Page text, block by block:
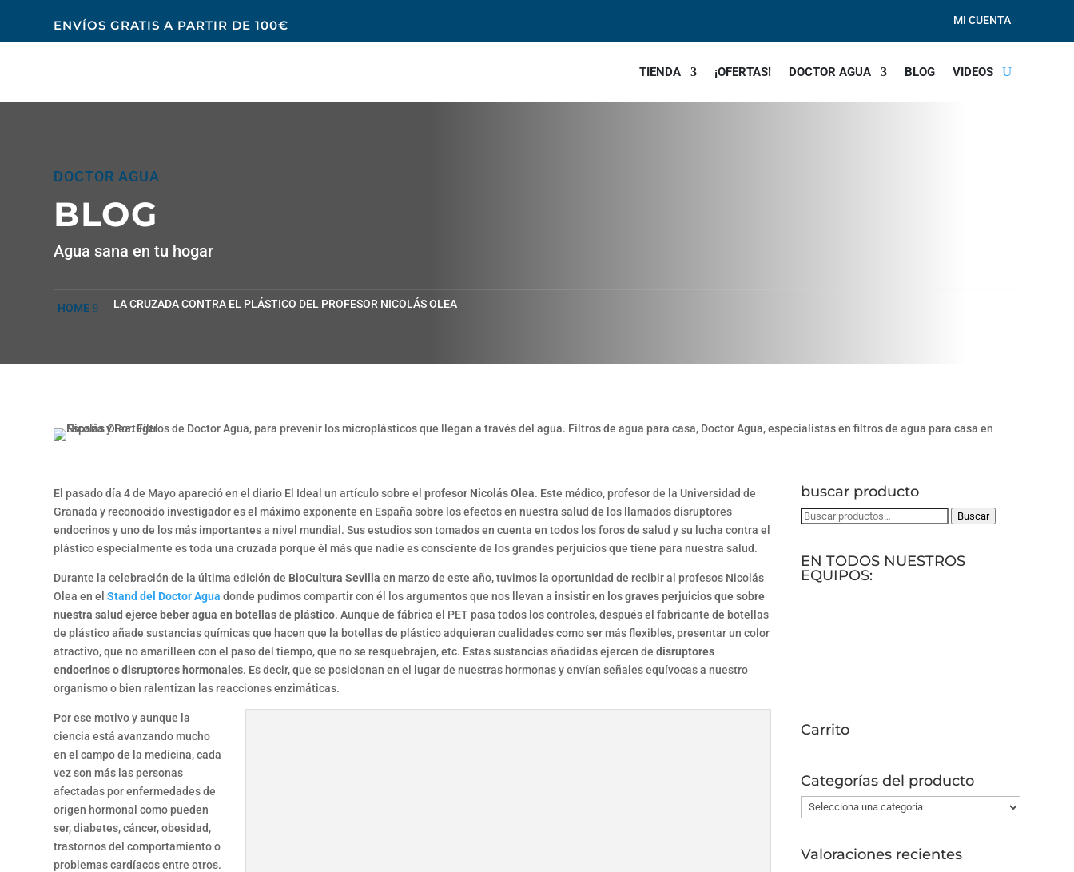
ENVÍOS GRATIS A PARTIR DE 100€ MI CUENTA
TIENDA ¡OFERTAS! DOCTOR AGUA BLOG VIDEOS
DOCTOR AGUA
BLOG
Agua sana en tu hogar
HOME LA CRUZADA CONTRA EL PLÁSTICO DEL PROFESOR NICOLÁS OLEA
El pasado día 4 de Mayo apareció en el diario El Ideal un artículo sobre el profesor Nicolás Olea. Este médico, profesor de la Universidad de
Granada y reconocido investigador es el máximo exponente en España sobre los efectos en nuestra salud de los llamados disruptores
endocrinos y uno de los más importantes a nivel mundial. Sus estudios son tomados en cuenta en todos los foros de salud y su lucha contra el
plástico especialmente es toda una cruzada porque él más que nadie es consciente de los grandes perjuicios que tiene para nuestra salud.
Durante la celebración de la última edición de BioCultura Sevilla en marzo de este año, tuvimos la oportunidad de recibir al profesos Nicolás
Olea en elStand del Doctor Agua donde pudimos compartir con él los argumentos que nos llevan a insistir en los graves perjuicios que sobre
nuestra salud ejerce beber agua en botellas de plástico. Aunque de fábrica el PET pasa todos los controles, después el fabricante de botellas
de plástico añade sustancias químicas que hacen que la botellas de plástico adquieran cualidades como ser más flexibles, presentar un color
atractivo, que no amarilleen con el paso del tiempo, que no se resquebrajen, etc. Estas sustancias añadidas ejercen dedisruptores
endocrinos o disruptores hormonales. Es decir, que se posicionan en el lugar de nuestras hormonas y envían señales equívocas a nuestro
organismo o bien ralentizan las reacciones enzimáticas.
Por ese motivo y aunque la
ciencia está avanzando mucho
en el campo de la medicina, cada
vez son más las personas
afectadas por enfermedades de
origen hormonal como pueden
ser, diabetes, cáncer, obesidad,
trastornos del comportamiento o
problemas cardíacos entre otros.
buscar producto
Buscar
Buscar
EN TODOS NUESTROS
EQUIPOS:
Carrito
Categorías del producto
Valoraciones recientes